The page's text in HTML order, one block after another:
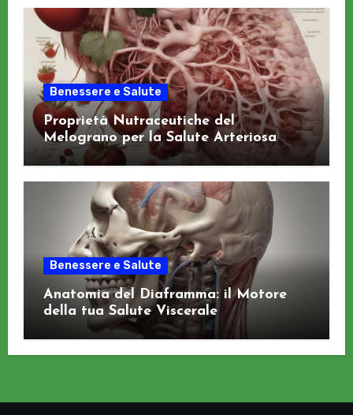
Benessere e Salute
Proprietà Nutraceutiche del
Melograno per la Salute Arteriosa
Benessere e Salute
Anatomia del Diaframma: il Motore
della tua Salute Viscerale